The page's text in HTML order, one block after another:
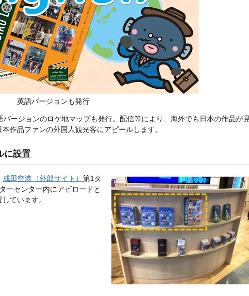
英語バージョンも発行
バージョンのロケ地マップも発行。配信等により、海外でも日本の作品が
作品ファンの外国人観光客にアピールします。
に設置
成田空港（外部サイト） 第1タ
ーセンター内にアビロードと
ています。